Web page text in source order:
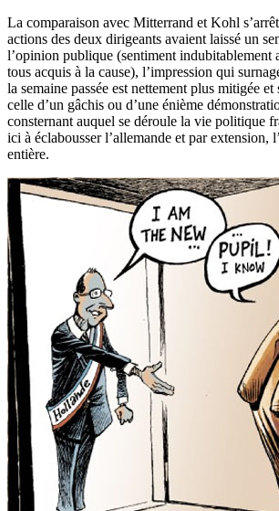
La comparaison avec Mitterrand et Kohl
actions des deux dirigeants avaient laissé un
l’opinion publique (sentiment indubitablement
tous acquis à la cause), l’impression qui
la semaine passée est nettement plus mitigée et
celle d’un gâchis ou d’une énième
consternant auquel se déroule la vie politique
ici à éclabousser l’allemande et par extension,
entière.